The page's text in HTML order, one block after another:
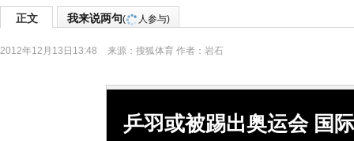
正文 我来说两句( 人参与)
2012年12月13日13:48 来源： 搜狐体育 作者：岩石
乒羽或被踢出奥运会 国